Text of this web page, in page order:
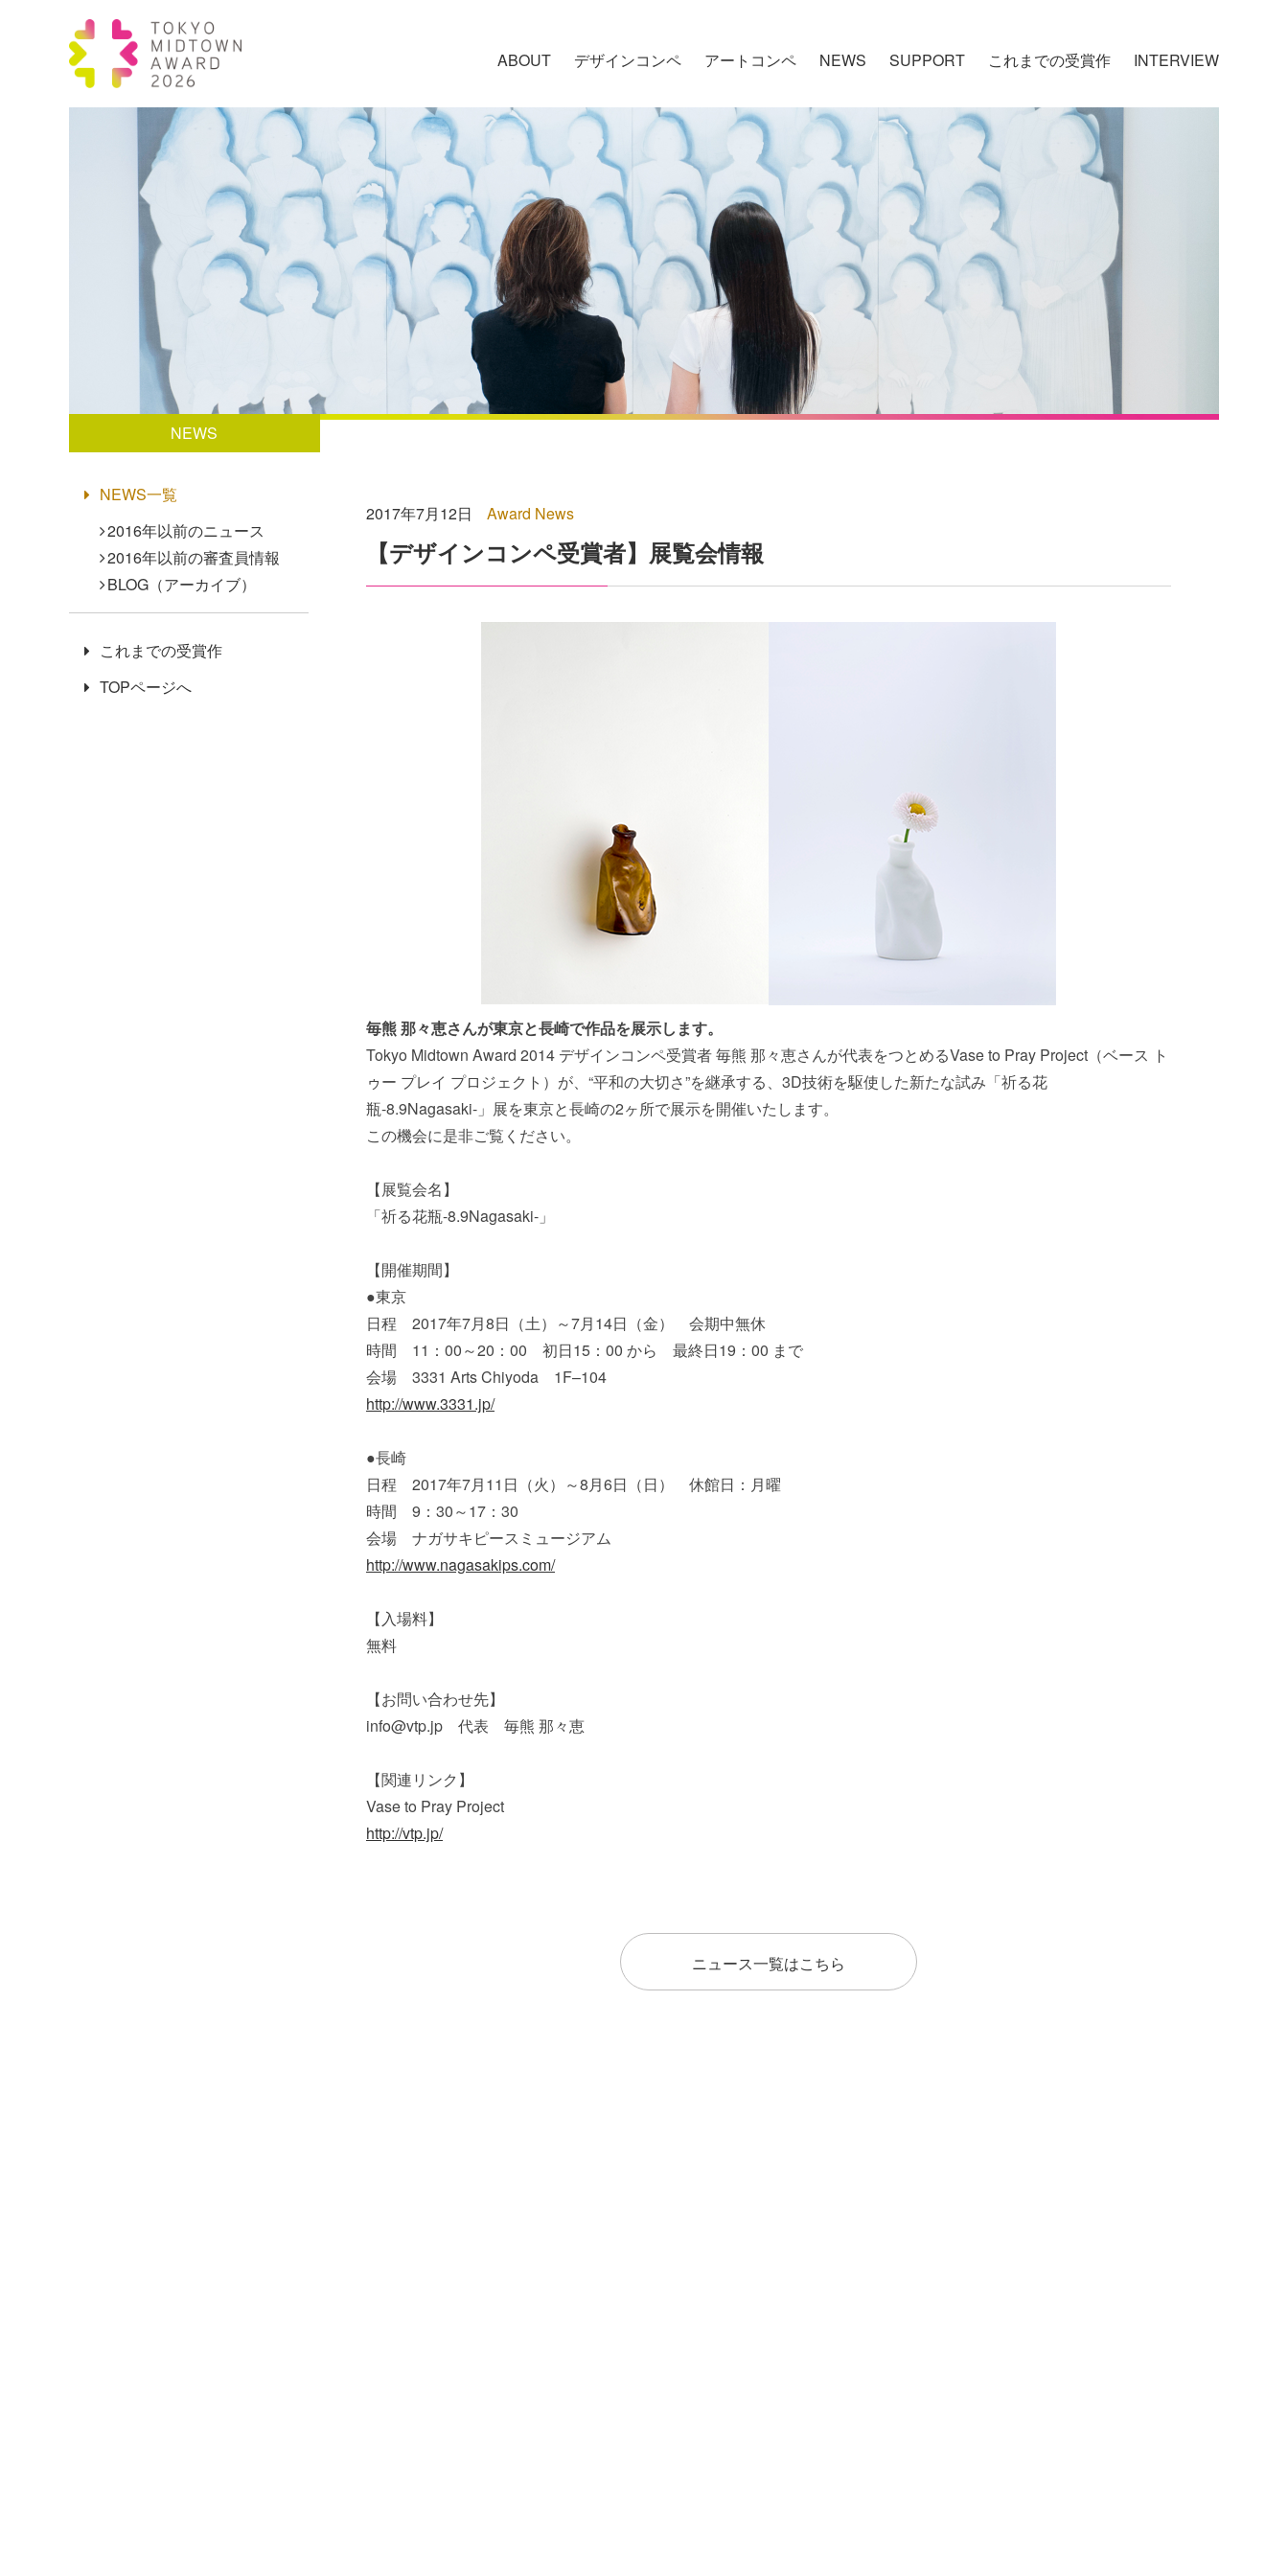
ABOUT デザインコンペ アートコンペ NEWS SUPPORT これまでの受賞作 INTERVIEW
2017年7月12日 Award News
【デザインコンペ受賞者】展覧会情報
毎熊 那々恵さんが東京と長崎で作品を展示します。
Tokyo Midtown Award 2014 デザインコンペ受賞者 毎熊 那々恵さんが代表をつとめるVase to Pray Project（ベース ト
ゥー プレイ プロジェクト）が、“平和の大切さ”を継承する、3D技術を駆使した新たな試み「祈る花
瓶-8.9Nagasaki-」展を東京と長崎の2ヶ所で展示を開催いたします。
この機会に是非ご覧ください。
【展覧会名】
「祈る花瓶-8.9Nagasaki-」
【開催期間】
●東京
日程 2017年7月8日（土）～7月14日（金） 会期中無休
時間 11：00～20：00 初日15：00 から 最終日19：00 まで
会場 3331 Arts Chiyoda 1F–104
http://www.3331.jp/
●長崎
日程 2017年7月11日（火）～8月6日（日） 休館日：月曜
時間 9：30～17：30
会場 ナガサキピースミュージアム
http://www.nagasakips.com/
【入場料】
無料
【お問い合わせ先】
info@vtp.jp 代表 毎熊 那々恵
【関連リンク】
Vase to Pray Project
http://vtp.jp/
ニュース一覧はこちら
NEWS
NEWS一覧
2016年以前のニュース
2016年以前の審査員情報
BLOG（アーカイブ）
これまでの受賞作
TOPページへ